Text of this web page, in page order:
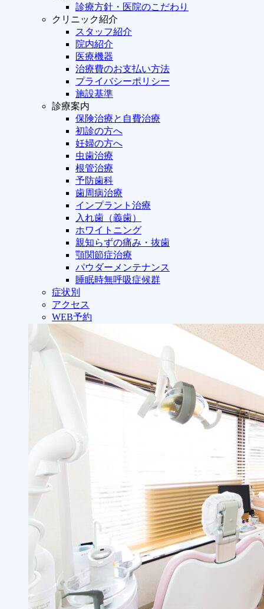
診療方針・医院のこだわり
クリニック紹介
スタッフ紹介
院内紹介
医療機器
治療費のお支払い方法
プライバシーポリシー
施設基準
診療案内
保険治療と自費治療
初診の方へ
妊婦の方へ
虫歯治療
根管治療
予防歯科
歯周病治療
インプラント治療
入れ歯（義歯）
ホワイトニング
親知らずの痛み・抜歯
顎関節症治療
パウダーメンテナンス
睡眠時無呼吸症候群
症状別
アクセス
WEB予約